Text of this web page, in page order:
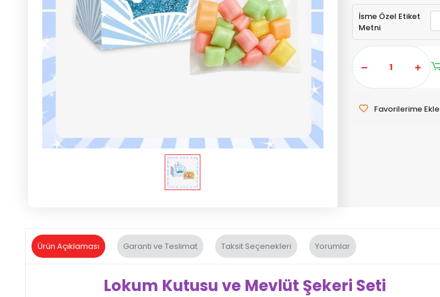
İsme Özel Etiket
Metni
Favorilerime Ekle
Ürün Açıklaması Garanti ve Teslimat Taksit Seçenekleri Yorumlar
Lokum Kutusu ve Mevlüt Şekeri Seti